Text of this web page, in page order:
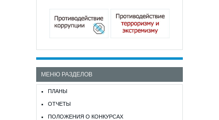
МЕНЮ РАЗДЕЛОВ
ПЛАНЫ
ОТЧЕТЫ
ПОЛОЖЕНИЯ О КОНКУРСАХ